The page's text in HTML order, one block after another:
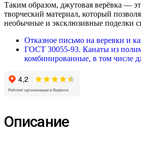
Таким образом, джутовая верёвка —
творческий материал, который
необычные и эксклюзивные поделки
Отказное письмо на веревки и
ГОСТ 30055-93. Канаты из
комбинированные, в том числе
Описание